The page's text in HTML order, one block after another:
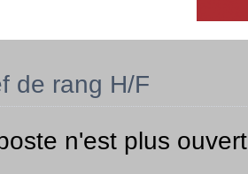
de rang H/F
n'est plus ouvert